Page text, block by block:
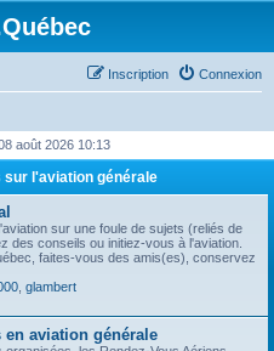
Connexion
Inscription
août 2026 10:13
sur l'aviation générale
sur une foule de sujets (reliés de
des conseils ou initiez-vous à l'aviation.
faites-vous des amis(es), conservez
glambert
en aviation générale